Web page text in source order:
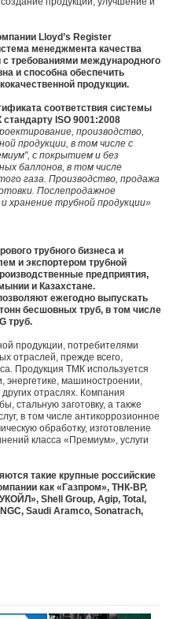
Lloyd’s Register
менеджмента качества
требованиями международного
и способна обеспечить
продукции.
соответствия системы
ISO 9001:2008
производство,
продукции, в том числе с
с покрытием и без
баллонов, в том числе
газа. Производство, продажа
Послепродажное
хранение трубной продукции»
трубного бизнеса и
и экспортером трубной
предприятия,
и Казахстане.
ежегодно выпускать
бесшовных труб, в том числе
труб.
продукции, потребителями
отраслей, прежде всего,
Продукция ТМК используется
энергетике, машиностроении,
отраслях. Компания
стальную заготовку, а также
в том числе антикоррозионное
обработку, изготовление
класса «Премиум», услуги
такие крупные российские
как «Газпром», ТНК-BP,
Shell Group, Agip, Total,
Saudi Aramco, Sonatrach,